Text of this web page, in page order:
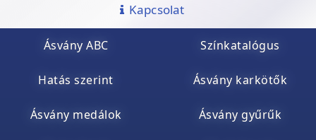
Kapcsolat
Ásvány ABC Színkatalógus
Hatás szerint Ásvány karkötők
Ásvány medálok Ásvány gyűrűk